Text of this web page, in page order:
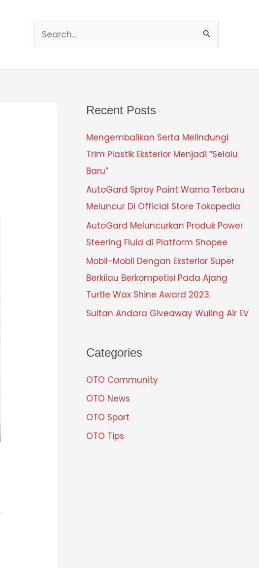
Search
for:
Recent Posts
Mengembalikan Serta Melindungi
Trim Plastik Eksterior Menjadi “Selalu
Baru”
AutoGard Spray Paint Warna Terbaru
Meluncur Di Official Store Tokopedia
AutoGard Meluncurkan Produk Power
Steering Fluid di Platform Shopee
Mobil-Mobil Dengan Eksterior Super
Berkilau Berkompetisi Pada Ajang
Turtle Wax Shine Award 2023.
Sultan Andara Giveaway Wuling Air EV
Categories
OTO Community
OTO News
OTO Sport
OTO Tips